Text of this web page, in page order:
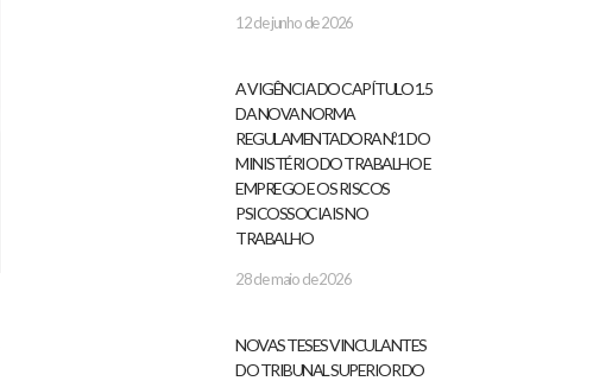
12 de junho de 2026
A VIGÊNCIA DO CAPÍTULO 1.5
DA NOVA NORMA
REGULAMENTADORA N.º 1 DO
MINISTÉRIO DO TRABALHO E
EMPREGO E OS RISCOS
PSICOSSOCIAIS NO
TRABALHO
28 de maio de 2026
NOVAS TESES VINCULANTES
DO TRIBUNAL SUPERIOR DO